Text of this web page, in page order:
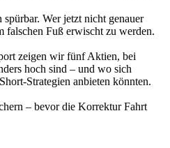
Wer jetzt nicht genauer
falschen Fuß erwischt zu werden.
zeigen wir fünf Aktien, bei
hoch sind – und wo sich
Strategien anbieten könnten.
– bevor die Korrektur Fahrt